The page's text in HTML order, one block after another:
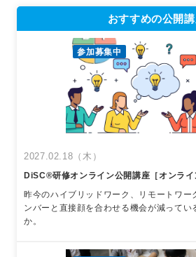
おすすめの公開
参加募集中
2027.02.18（木）
DiSC®︎研修オンライン公開講座［オンライ
昨今のハイブリッドワーク、リモートワー
ンバーと直接顔を合わせる機会が減ってい
か。